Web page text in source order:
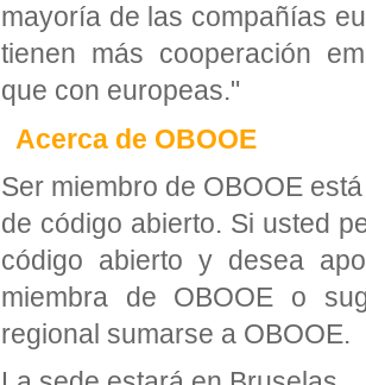
mayoría de las compañías
tienen más cooperación
que con europeas."
Acerca de OBOOE
Ser miembro de OBOOE
de código abierto. Si usted
código abierto y desea
miembra de OBOOE o
regional sumarse a OBOOE.